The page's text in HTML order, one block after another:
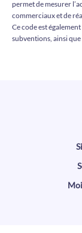
permet de mesurer
commerciaux et de
Ce code est
subventions, ainsi que